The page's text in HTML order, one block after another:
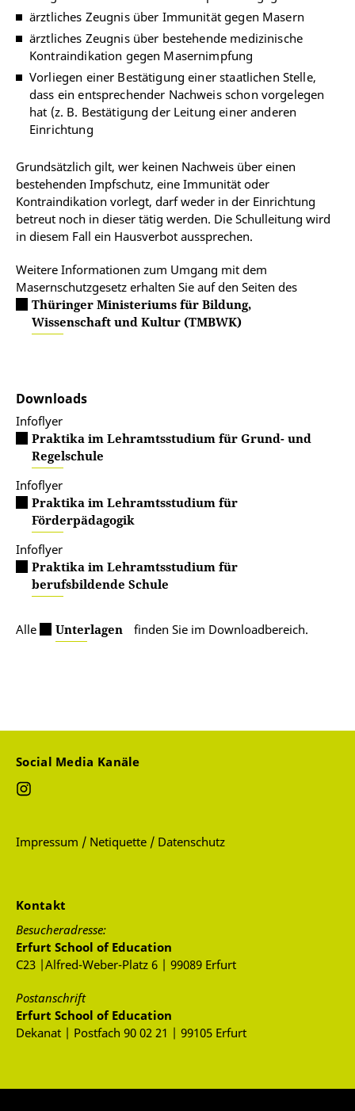
ärztliches Zeugnis über Immunität gegen Masern
ärztliches Zeugnis über bestehende medizinische
Kontraindikation gegen Masernimpfung
Vorliegen einer Bestätigung einer staatlichen Stelle,
dass ein entsprechender Nachweis schon vorgelegen
hat (z. B. Bestätigung der Leitung einer anderen
Einrichtung
Grundsätzlich gilt, wer keinen Nachweis über einen
bestehenden Impfschutz, eine Immunität oder
Kontraindikation vorlegt, darf weder in der Einrichtung
betreut noch in dieser tätig werden. Die Schulleitung wird
in diesem Fall ein Hausverbot aussprechen.
Weitere Informationen zum Umgang mit dem
Masernschutzgesetz erhalten Sie auf den Seiten des
Thüringer Ministeriums für Bildung,
Wissenschaft und Kultur (TMBWK)
Downloads
Infoflyer
Praktika im Lehramtsstudium für Grund- und
Regelschule
Infoflyer
Praktika im Lehramtsstudium für
Förderpädagogik
Infoflyer
Praktika im Lehramtsstudium für
berufsbildende Schule
Alle Unterlagen finden Sie im Downloadbereich.
Social Media Kanäle
Impressum / Netiquette / Datenschutz
Kontakt
Besucheradresse:
Erfurt School of Education
C23 |Alfred-Weber-Platz 6 | 99089 Erfurt
Postanschrift
Erfurt School of Education
Dekanat | Postfach 90 02 21 | 99105 Erfurt